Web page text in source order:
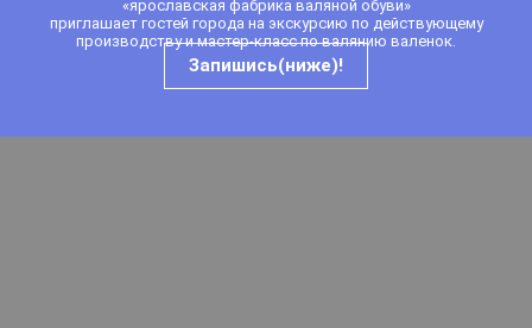
«ярославская фабрика валяной обуви»
приглашает гостей города на экскурсию по действующему
производству и мастер-класс по валянию валенок.
Запишись(ниже)!